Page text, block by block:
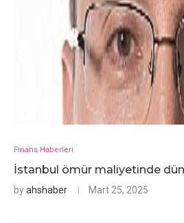
Finans Haberleri
İstanbul ömür maliyetinde
byahshaber Mart 25, 2025